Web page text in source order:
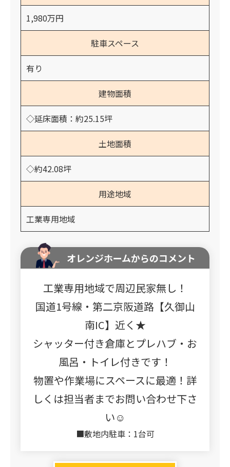
1,980万円
駐車スペース
有り
建物面積
◇延床面積：約25.15坪
土地面積
◇約42.08坪
用途地域
工業専用地域
オレンジホームからのコメント
工業専用地域で周辺民家無し！
国道1号線・第二京阪道路【久御山
南IC】近く★
シャッター付き倉庫とプレハブ・お
風呂・トイレ付きです！
物置や作業場にスペースに最適！詳
しくは担当者までお問い合わせ下さ
い☺
■敷地内駐車：1台可